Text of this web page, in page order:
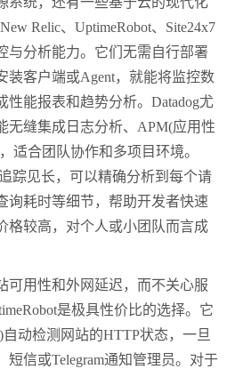
Relic、UptimeRobot、Site24x7
与分析能力。它们无需自行部署
装客户端或Agent，就能将监控数
性能报表和趋势分析。Datadog尤
无缝集成日志分析、APM(应用性
适合团队协作和多项目环境。
踪见长，可以精确分析到每个请
询耗时等细节，帮助开发者快速
格较高，对个人或小团队而言成
用性和外网延迟，而不关心服
是极具性价比的选择。它
动检测网站的HTTP状态，一旦
短信或Telegram通知管理员。对于